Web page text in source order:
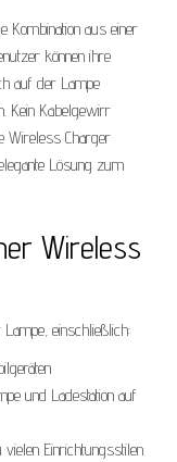
Kombination aus einer
können ihre
auf der Lampe
Kein Kabelgewirr
Wireless Charger
Lösung zum
Wireless
einschließlich:
und Ladestation auf
Einrichtungsstilen